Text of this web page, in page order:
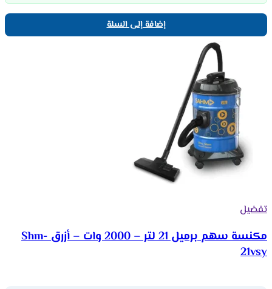
إضافة إلى السلة
تفضيل
مكنسة سهم برميل 21 لتر – 2000 وات – أزرق Shm-
21vsy